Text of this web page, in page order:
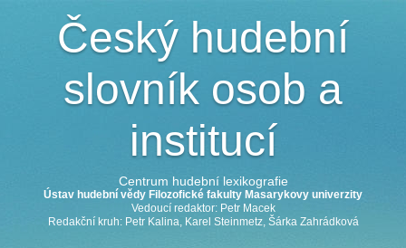
Český hudební
slovník osob a
institucí
Centrum hudební lexikografie
Ústav hudební vědy Filozofické fakulty Masarykovy univerzity
Vedoucí redaktor: Petr Macek
Redakční kruh: Petr Kalina, Karel Steinmetz, Šárka Zahrádková